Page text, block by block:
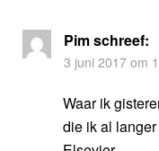
Pimschreef:
3 juni 2017 om
Waar ik
die ik al